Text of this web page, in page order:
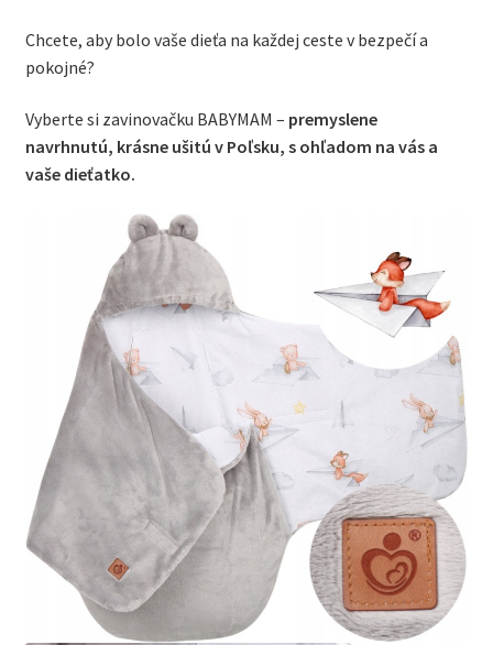
Chcete, aby bolo vaše dieťa na každej ceste v bezpečí a
pokojné?
Vyberte si zavinovačku BABYMAM – premyslene
navrhnutú, krásne ušitú v Poľsku, s ohľadom na vás a
vaše dieťatko.